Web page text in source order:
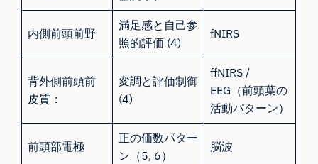
内側前頭前野
満足感と自己参
照的評価 (4)
fNIRS
背外側前頭前
皮質：
変調と評価制御
(4)
ffNIRS /
EEG（前頭葉の
活動パターン）
前頭部電極
正の価数パター
ン（5, 6）
脳波